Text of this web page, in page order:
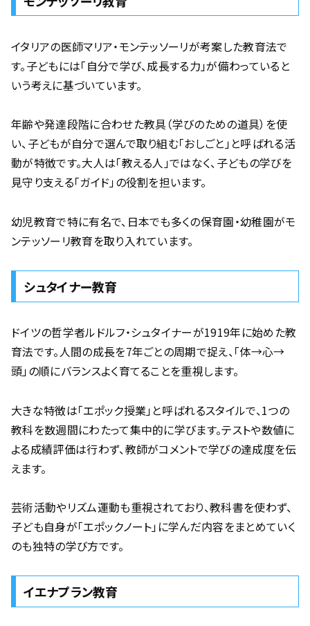
イタリアの医師マリア・モンテッソーリが考案した教育法で
す。子どもには「自分で学び、成長する力」が備わっていると
いう考えに基づいています。
年齢や発達段階に合わせた教具（学びのための道具）を使
い、子どもが自分で選んで取り組む「おしごと」と呼ばれる活
動が特徴です。大人は「教える人」ではなく、子どもの学びを
見守り支える「ガイド」の役割を担います。
幼児教育で特に有名で、日本でも多くの保育園・幼稚園がモ
ンテッソーリ教育を取り入れています。
シュタイナー教育
ドイツの哲学者ルドルフ・シュタイナーが1919年に始めた教
育法です。人間の成長を7年ごとの周期で捉え、「体→心→
頭」の順にバランスよく育てることを重視します。
大きな特徴は「エポック授業」と呼ばれるスタイルで、1つの
教科を数週間にわたって集中的に学びます。テストや数値に
よる成績評価は行わず、教師がコメントで学びの達成度を伝
えます。
芸術活動やリズム運動も重視されており、教科書を使わず、
子ども自身が「エポックノート」に学んだ内容をまとめていく
のも独特の学び方です。
イエナプラン教育